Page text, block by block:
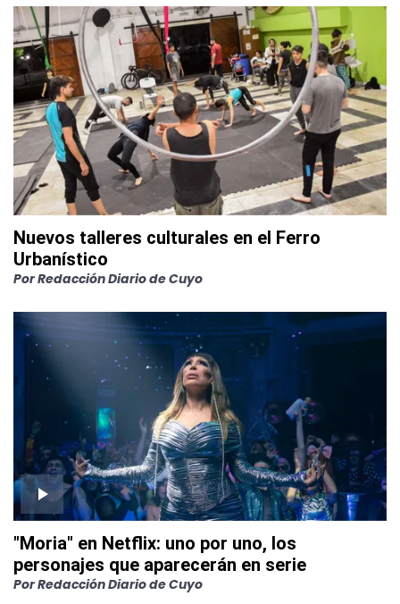
Nuevos talleres culturales en el Ferro
Urbanístico
PorRedacción Diario de Cuyo
"Moria" en Netflix: uno por uno, los
personajes que aparecerán en serie
PorRedacción Diario de Cuyo